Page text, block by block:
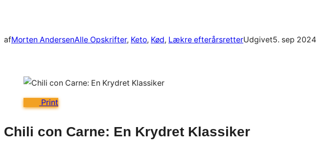
afMorten AndersenAlle Opskrifter, Keto, Kød, Lækre efterårsretterUdgivet5. sep 2024
Print
Chili con Carne: En Krydret Klassiker